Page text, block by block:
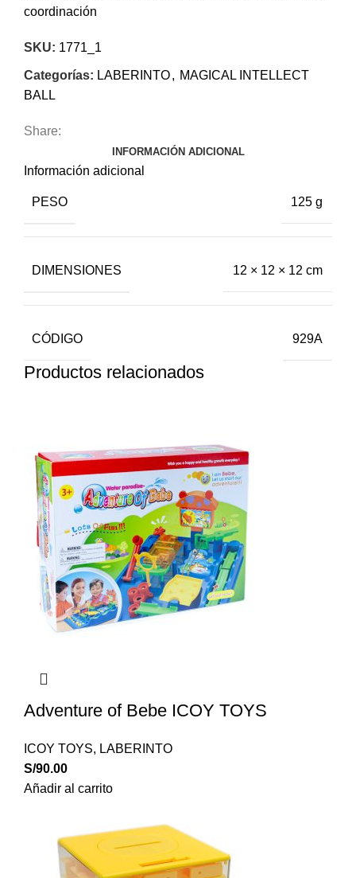
coordinación
SKU: 1771_1
Categorías: LABERINTO, MAGICAL INTELLECT
BALL
Share:
INFORMACIÓN ADICIONAL
Información adicional
PESO 125 g
DIMENSIONES 12 × 12 × 12 cm
CÓDIGO 929A
Productos relacionados
Adventure of Bebe ICOY TOYS
ICOY TOYS, LABERINTO
S/90.00
Añadir al carrito